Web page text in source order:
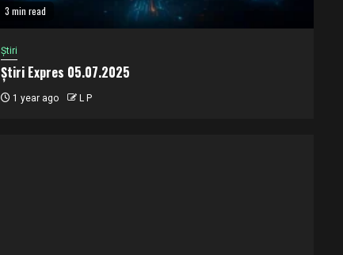
3 min read
Știri
Știri Expres 05.07.2025
1 year ago L P